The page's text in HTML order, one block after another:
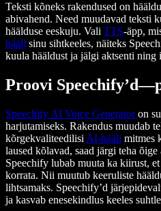
Teksti kõneks rakendused on
abivahend. Need muudavad teksti
häälduse eeskuju. Vali TTS-äpp,
hääli sinu sihtkeeles, näiteks
kuula hääldust ja jälgi aktsenti ning
Proovi
Speechify AI Voice Generatoron
harjutamiseks. Rakendus muudab
kõrgekvaliteedilisi AI-hääli mitmes
laused kõlavad, saad järgi teha
Speechify lubab muuta ka kiirust,
korrata. Nii muutub keeruliste
lihtsamaks. Speechify’d
ja kasvab enesekindlus keeles